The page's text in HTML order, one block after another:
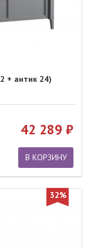
+ антик 24)
42 289
В КОРЗИНУ
32%